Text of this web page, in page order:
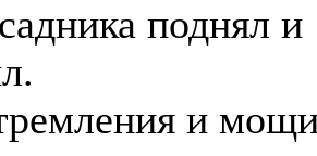
поднял и
и